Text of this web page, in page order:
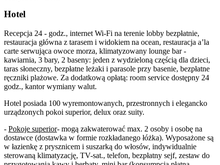
Hotel
Recepcja 24 - godz., internet Wi-Fi na terenie lobby bezpłatnie,
restauracja główna z tarasem i widokiem na ocean, restauracja a’la
carte serwująca owoce morza, klimatyzowany lounge bar -
kawiarnia, 3 bary, 2 baseny: jeden z wydzieloną częścią dla dzieci,
taras słoneczny, bezpłatne leżaki i parasole przy basenie, bezpłatne
ręczniki plażowe. Za dodatkową opłatą: room service dostępny 24
godz., kantor wymiany walut.
Hotel posiada 100 wyremontowanych, przestronnych i elegancko
urządzonych pokoi superior, delux oraz suity.
- Pokoje superior- mogą zakwaterować max. 2 osoby i osobę na
dostawce (dostawka w formie rozkładanego łóżka). Wyposażone są
w łazienkę z prysznicem i suszarką do włosów, indywidualnie
sterowaną klimatyzację, TV-sat., telefon, bezpłatny sejf, zestaw do